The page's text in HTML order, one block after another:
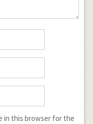
in this browser for the